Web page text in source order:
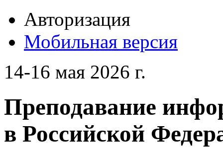
Авторизация
Мобильная версия
14-16 мая 2026 г.
Преподавание
в Российской